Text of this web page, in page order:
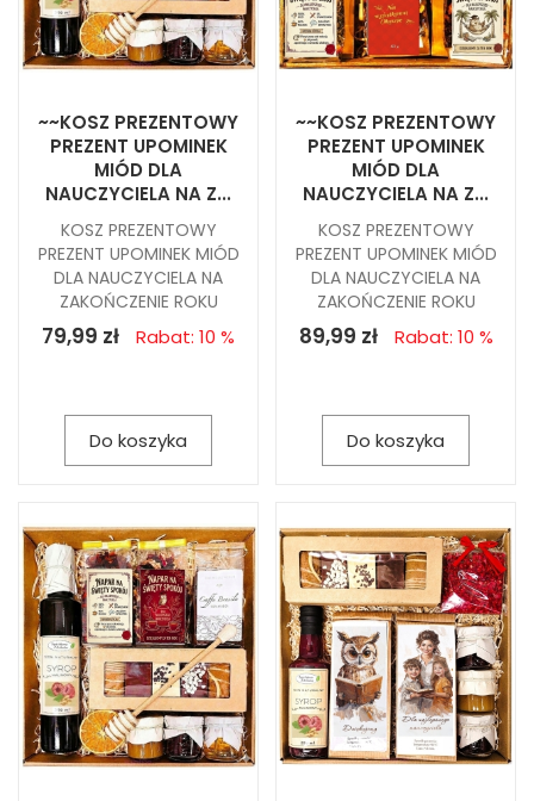
~~KOSZ PREZENTOWY
PREZENT UPOMINEK
MIÓD DLA
NAUCZYCIELA NA Z...
KOSZ PREZENTOWY
PREZENT UPOMINEK MIÓD
DLA NAUCZYCIELA NA
ZAKOŃCZENIE ROKU
79,99 zł Rabat: 10 %
Do koszyka
~~KOSZ PREZENTOWY
PREZENT UPOMINEK
MIÓD DLA
NAUCZYCIELA NA Z...
KOSZ PREZENTOWY
PREZENT UPOMINEK MIÓD
DLA NAUCZYCIELA NA
ZAKOŃCZENIE ROKU
89,99 zł Rabat: 10 %
Do koszyka